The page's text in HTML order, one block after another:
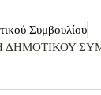
Συμβουλίου
ΔΗΜΟΤΙΚΟΥ